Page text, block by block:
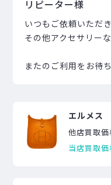
リピーター様
いつもご依頼いただ
その他アクセサリー
またのご利用をお待
エルメ
他店買取価
当店買取価